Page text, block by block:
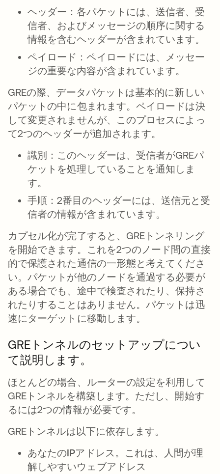
ヘッダー：各パケットには、送信者、受
信者、およびメッセージの順序に関する
情報を含むヘッダーが含まれています。
ペイロード：ペイロードには、メッセー
ジの重要な内容が含まれています。
GREの際、データパケットは基本的に新しい
パケットの中に包まれます。ペイロードは決
して変更されませんが、このプロセスによっ
て2つのヘッダーが追加されます。
識別： このヘッダーは、受信者がGREパ
ケットを処理していることを通知しま
す。
手順：2番目のヘッダーには、送信元と受
信者の情報が含まれています。
カプセル化が完了すると、GREトンネリング
を開始できます。これを2つのノード間の直接
的で保護された通信の一形態と考えてくださ
い。パケットが他のノードを通過する必要が
ある場合でも、途中で検査されたり、保持さ
れたりすることはありません。パケットは迅
速にターゲットに移動します。
GREトンネルのセットアップについ
て説明します。
ほとんどの場合、ルーターの設定を利用して
GREトンネルを構築します。ただし、開始す
るには2つの情報が必要です。
GREトンネルは以下に依存します。
あなたのIPアドレス。 これは、人間が理
解しやすいウェブアドレス